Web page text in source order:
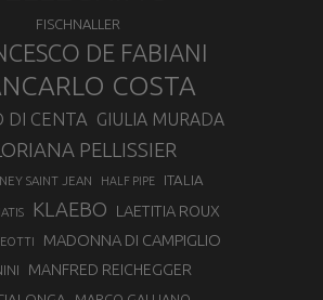
FISCHNALLER
DE FABIANI
COSTA
DI CENTA GIULIA MURADA
PELLISSIER
SAINT JEAN HALF PIPE ITALIA
KLAEBO LAETITIA ROUX
MADONNA DI CAMPIGLIO
MANFRED REICHEGGER